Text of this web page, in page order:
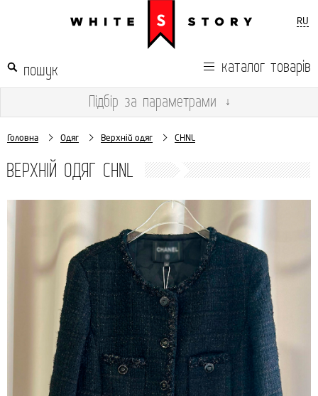
RU
каталог товарів
Підбір за параметрами ↓
Головна Одяг Верхній одяг CHNL
ВЕРХНІЙ ОДЯГ CHNL